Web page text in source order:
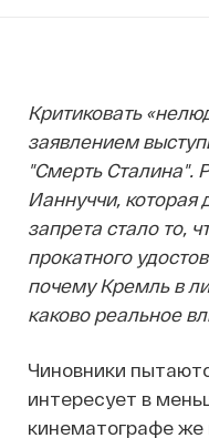
Критиковать
заявлением
"Смерть Сталина".
Ианнуччи, которая
запрета стало то,
прокатного
почему Кремль в
каково реальное
Чиновники
интересует в
кинематографе же